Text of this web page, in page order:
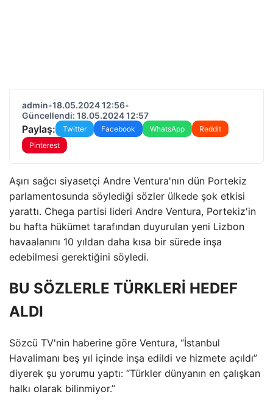
admin•18.05.2024 12:56•
Güncellendi: 18.05.2024 12:57
Paylaş: Twitter Facebook WhatsApp
Reddit
Pinterest
Aşırı sağcı siyasetçi Andre Ventura'nın dün Portekiz
parlamentosunda söylediği sözler ülkede şok etkisi
yarattı. Chega partisi lideri Andre Ventura, Portekiz'in
bu hafta hükümet tarafından duyurulan yeni Lizbon
havaalanını 10 yıldan daha kısa bir sürede inşa
edebilmesi gerektiğini söyledi.
BU SÖZLERLE TÜRKLERİ HEDEF
ALDI
Sözcü TV'nin haberine göre Ventura, “İstanbul
Havalimanı beş yıl içinde inşa edildi ve hizmete açıldı”
diyerek şu yorumu yaptı: “Türkler dünyanın en çalışkan
halkı olarak bilinmiyor.”